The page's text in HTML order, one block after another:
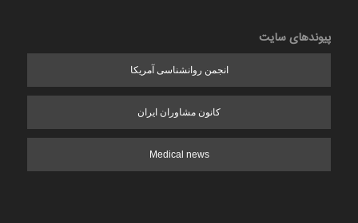
پیوندهای سایت
انجمن روانشناسی آمریکا
کانون مشاوران ایران
Medical news